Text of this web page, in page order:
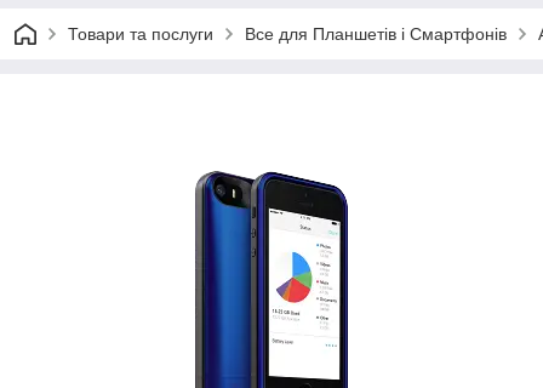
Товари та послуги Все для Планшетів і Смартфонів